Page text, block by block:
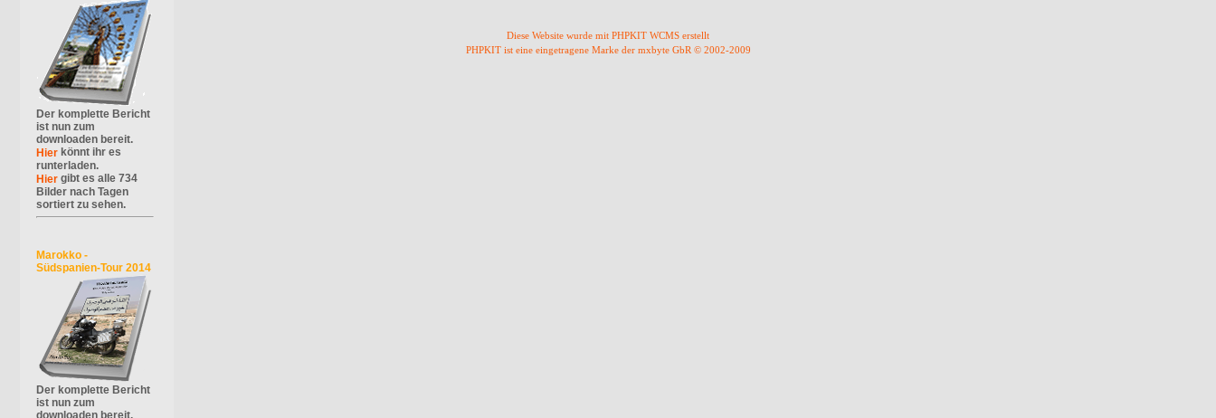
Der komplette Bericht
ist nun zum
downloaden bereit.
Hier könnt ihr es
runterladen.
Hier gibt es alle 734
Bilder nach Tagen
sortiert zu sehen.
Marokko -
Südspanien-Tour 2014
Der komplette Bericht
ist nun zum
downloaden bereit.
Diese Website wurde mit PHPKIT WCMS erstellt
PHPKIT ist eine eingetragene Marke der mxbyte GbR © 2002-2009